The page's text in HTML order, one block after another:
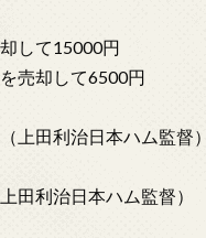
して15000円
売却して6500円
上田利治日本ハム監督）
田利治日本ハム監督）